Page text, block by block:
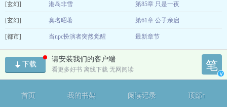
枕山漱玉
[玄幻] 港岛非雪 第85章 只是一夜
香油三斤
[玄幻] 臭名昭著 第61章 公子亲启
造梦姬
[都市] 当npc扮演者突然觉醒 最新章节
09-12
下载
请安装我们的客户端
看更多好书 离线下载 无网阅读 笔
v
首页 我的书架 阅读记录 顶部↑